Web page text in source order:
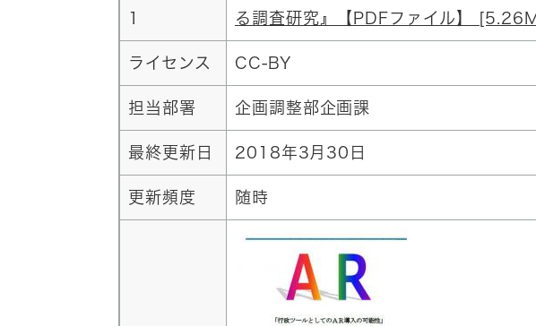
1
る調査研究』【PDFファイル】
ライセンス CC-BY
担当部署 企画調整部企画課
最終更新日 2018年3月30日
更新頻度 随時